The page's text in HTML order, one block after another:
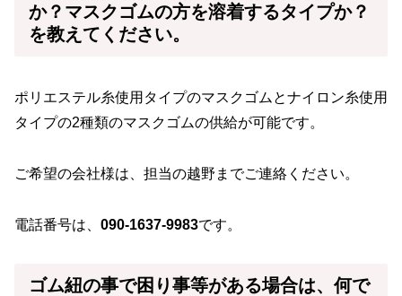
か？マスクゴムの方を溶着するタイプか？
を教えてください。
ポリエステル糸使用タイプのマスクゴムとナイロン糸使用
タイプの2種類のマスクゴムの供給が可能です。
ご希望の会社様は、担当の越野までご連絡ください。
電話番号は、 090-1637-9983です。
ゴム紐の事で困り事等がある場合は、何で